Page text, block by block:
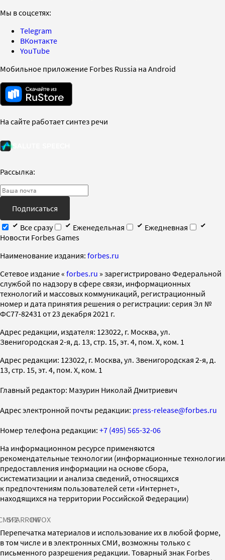
Мы в соцсетях:
Telegram
ВКонтакте
YouTube
Мобильное приложение Forbes Russia на Android
На сайте работает синтез речи
Рассылка:
Подписаться
Все сразу
Еженедельная
Ежедневная
Новости Forbes Games
Наименование издания: forbes.ru
Cетевое издание « forbes.ru » зарегистрировано Федеральной
службой по надзору в сфере связи, информационных
технологий и массовых коммуникаций, регистрационный
номер и дата принятия решения о регистрации: серия Эл №
ФС77-82431 от 23 декабря 2021 г.
Адрес редакции, издателя: 123022, г. Москва, ул.
Звенигородская 2-я, д. 13, стр. 15, эт. 4, пом. X, ком. 1
Адрес редакции: 123022, г. Москва, ул. Звенигородская 2-я, д.
13, стр. 15, эт. 4, пом. X, ком. 1
Главный редактор: Мазурин Николай Дмитриевич
Адрес электронной почты редакции: press-release@forbes.ru
Номер телефона редакции: +7 (495) 565-32-06
На информационном ресурсе применяются
рекомендательные технологии (информационные технологии
предоставления информации на основе сбора,
систематизации и анализа сведений, относящихся
к предпочтениям пользователей сети «Интернет»,
находящихся на территории Российской Федерации)
SPARROWINFOX
Перепечатка материалов и использование их в любой форме,
в том числе и в электронных СМИ, возможны только с
письменного разрешения редакции. Товарный знак Forbes